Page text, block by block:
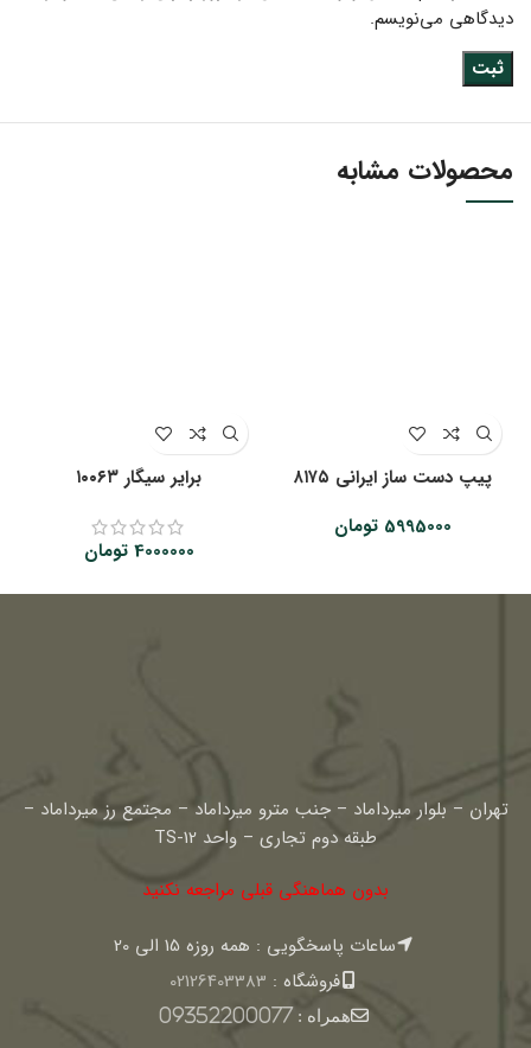
دیدگاهی می‌نویسم.
محصولات مشابه
پیپ دست ساز ایرانی ۸۱۷۵
5995000 تومان
‌‌برایر سیگار ۱۰۰۶۳
4000000 تومان
تهران – بلوار میرداماد – جنب مترو میرداماد – مجتمع رز میرداماد –
طبقه دوم تجاری – واحد TS-12
بدون هماهنگی قبلی مراجعه نکنید
ساعات پاسخگویی : همه روزه 15 الی 20
فروشگاه : 02126403383
همراه :09352200077